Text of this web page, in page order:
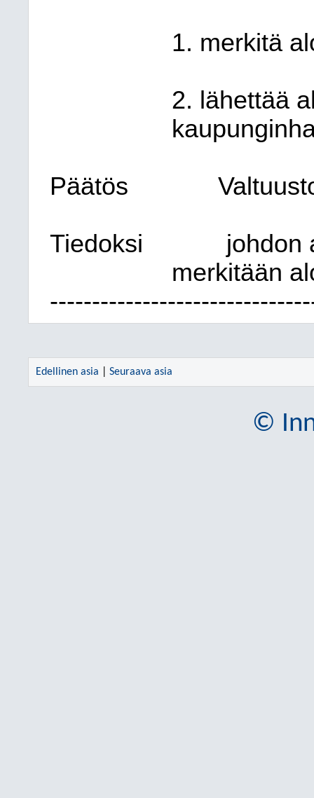
1. merkitä
2. lähettää
Päätös
Tiedoksi
johdon
merkitään
Edellinen asia Seuraava asia
©